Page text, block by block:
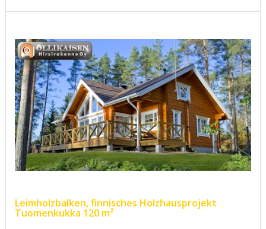
Leimholzbalken, finnisches Holzhausprojekt
Tuomenkukka 120 m²